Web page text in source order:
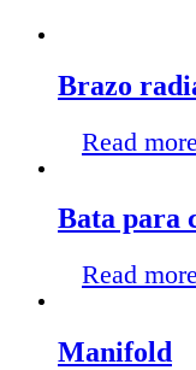
Brazo
Read more
Bata para
Read more
Manifold